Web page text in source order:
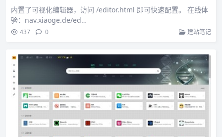
内置了可视化编辑器，访问 /editor.html 即可快速配置。 在线体
验：nav.xiaoge.de/ed…
437 0 建站笔记